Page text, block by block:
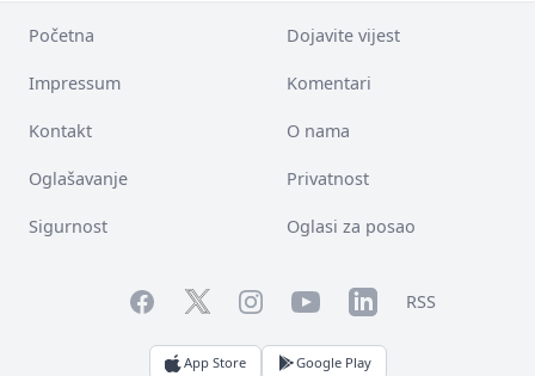
Početna Dojavite vijest
Impressum Komentari
Kontakt O nama
Oglašavanje Privatnost
Sigurnost Oglasi za posao
FacebookTwitterInstagramYouTubeLinkedInRSS
App Store Google Play